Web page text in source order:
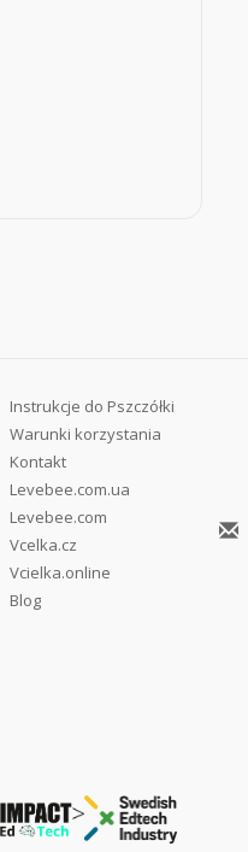
Instrukcje do Pszczółki
Warunki korzystania
Kontakt
Levebee.com.ua
Levebee.com
Vcelka.cz
Vcielka.online
Blog